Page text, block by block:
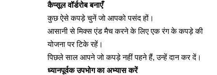
कैप्सूल वॉर्डरोब बनाएँ
कुछ ऐसे कपड़े चुनें जो आपको पसंद हों।
आसानी से मिक्स एंड मैच करने के लिए एक रंग के कपड़े की
योजना पर टिके रहें।
पिछले साल आपने जो कपड़े नहीं पहने हैं, उन्हें दान कर दें।
ध्यानपूर्वक उपभोग का अभ्यास करें